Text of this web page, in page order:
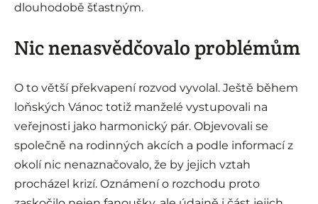
dlouhodobě šťastným.
Nic nenasvědčovalo problémům
O to větší překvapení rozvod vyvolal. Ještě během
loňských Vánoc totiž manželé vystupovali na
veřejnosti jako harmonický pár. Objevovali se
společně na rodinných akcích a podle informací z
okolí nic nenaznačovalo, že by jejich vztah
procházel krizí. Oznámení o rozchodu proto